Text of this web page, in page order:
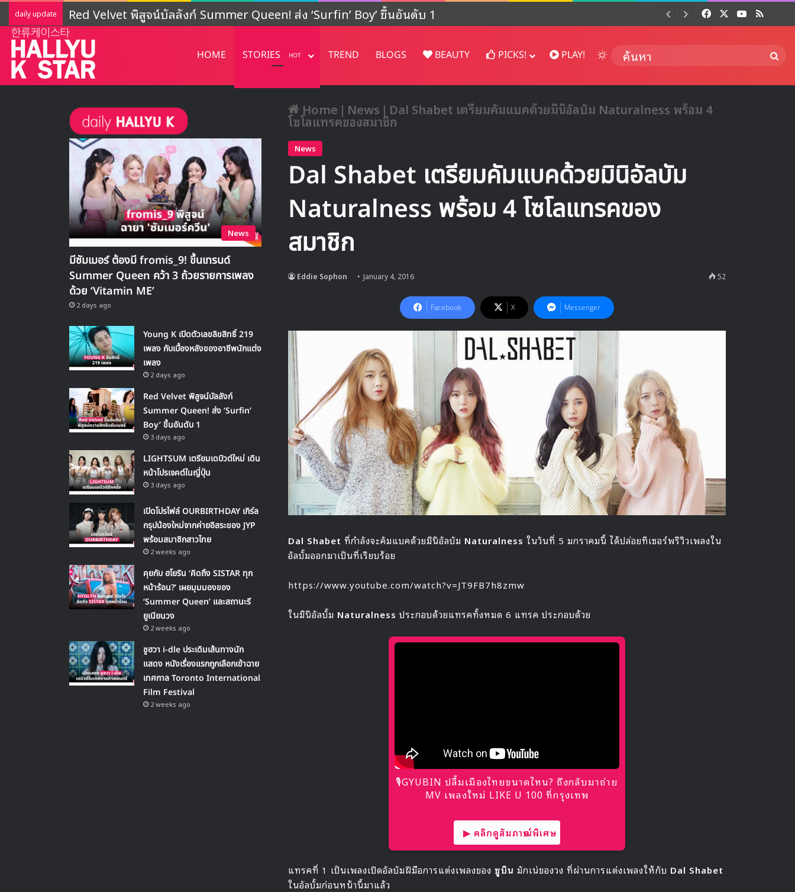
daily update LIGHTSUM เตรียมเดบิวต์ใหม่ เดินหน้าโปรเจคต์ในญี่ปุ่น FacebookYouTube
RSS
HOME STORIES HOT TREND BLOGS BEAUTY PICKS! PLAY! Switch skin
Home | News | Dal Shabet เตรียมคัมแบคด้วยมินิอัลบัม Naturalness พร้อม 4
โซโลแทรคของสมาชิก
News
Dal Shabet เตรียมคัมแบคด้วยมินิอัลบัม
Naturalness พร้อม 4 โซโลแทรคของ
สมาชิก
Eddie Sophon January 4, 2016 52
Facebook X Messenger
Dal Shabet ที่กำลังจะคัมแบคด้วยมินิอัลบัม Naturalness ในวันที่ 5 มกราคมนี้ ได้ปล่อยทีเซอร์พรีวิวเพลงใน
อัลบั้มออกมาเป็นที่เรียบร้อย
https://www.youtube.com/watch?v=JT9FB7h8zmw
ในมินิอัลบั้ม Naturalness ประกอบด้วยแทรคทั้งหมด 6 แทรค ประกอบด้วย
🎙GYUBIN ปลื้มเมืองไทยขนาดไหน? ถึงกลับมาถ่าย
MV เพลงใหม่ LIKE U 100 ที่กรุงเทพ
▶ คลิกดูสัมภาษณ์พิเศษ
แทรคที่ 1 เป็นเพลงเปิดอัลบัมฝีมือการแต่งเพลงของ ซูบิน มักเน่ของวง ที่ผ่านการแต่งเพลงให้กับ Dal Shabet
ในอัลบั้มก่อนหน้านี้มาแล้ว
News
มีซัมเมอร์ ต้องมี fromis_9! ขึ้นเทรนด์
Summer Queen คว้า 3 ถ้วยรายการเพลง
ด้วย ‘Vitamin ME’
2 days ago
Young K เปิดตัวเลขลิขสิทธิ์ 219
เพลง กับเบื้องหลังของอาชีพนักแต่ง
เพลง
2 days ago
Red Velvet พิสูจน์บัลลังก์
Summer Queen! ส่ง ‘Surfin’
Boy’ ขึ้นอันดับ 1
3 days ago
LIGHTSUM เตรียมเดบิวต์ใหม่ เดิน
หน้าโปรเจคต์ในญี่ปุ่น
3 days ago
เปิดโปรไฟล์ OURBIRTHDAY เกิร์ล
กรุปน้องใหม่จากค่ายอิสระของ JYP
พร้อมสมาชิกสาวไทย
2 weeks ago
คุยกับ ฮโยริน ‘คิดถึง SISTAR ทุก
หน้าร้อน?’ เผยมุมมองของ
‘Summer Queen’ และสถานะรี
ยูเนียนวง
2 weeks ago
ชูฮวา i-dle ประเดิมเส้นทางนัก
แสดง หนังเรื่องแรกถูกเลือกเข้าฉาย
เทศกาล Toronto International
Film Festival
2 weeks ago